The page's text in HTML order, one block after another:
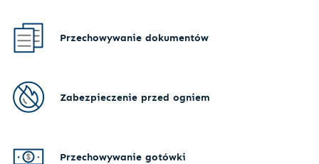
Przechowywanie dokumentów
Zabezpieczenie przed ogniem
Przechowywanie gotówki